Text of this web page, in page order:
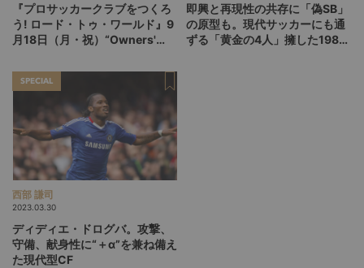
『プロサッカークラブをつくろ
う! ロード・トゥ・ワールド』9
月18日（月・祝）“Owners'
ル・ピエロ”開催決定！
即興と再現性の共存に「偽SB」
の原型も。現代サッカーにも通
ずる「黄金の4人」擁した1982
SPECIAL
西部 謙司
2023.03.30
ディディエ・ドログバ。攻撃、
守備、献身性に“＋α”を兼ね備え
た現代型CF